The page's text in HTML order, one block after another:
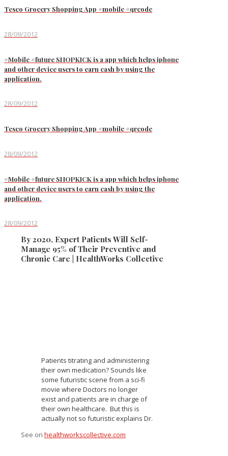
Tesco Grocery Shopping App #mobile #qrcode
28/09/2012
#Mobile #future SHOPKICK is a app which helps iphone
and other device users to earn cash by using the
application.
28/09/2012
Tesco Grocery Shopping App #mobile #qrcode
28/09/2012
#Mobile #future SHOPKICK is a app which helps iphone
and other device users to earn cash by using the
application.
28/09/2012
By 2020, Expert Patients Will Self-
Manage 95% of Their Preventive and
Chronic Care | HealthWorks Collective
Patients titrating and administering
their own medication? Sounds like
some futuristic scene from a sci-fi
movie where Doctors no longer
exist and patients are in charge of
their own healthcare. But this is
actually not so futuristic explains Dr.
See on healthworkscollective.com